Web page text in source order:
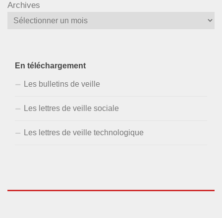
Archives
En téléchargement
Les bulletins de veille
Les lettres de veille sociale
Les lettres de veille technologique